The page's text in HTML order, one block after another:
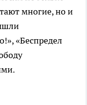
многие, но и
«Беспредел